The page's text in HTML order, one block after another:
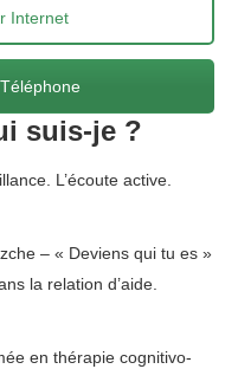
suis-je ?
L’écoute active.
– « Deviens qui tu es »
la relation d’aide.
en thérapie cognitivo-
Internet